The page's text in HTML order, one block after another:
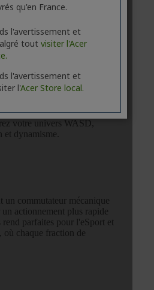
qu'en France.
l'avertissement et
tout visiter l'Acer
l'avertissement et
l'Acer Store local.